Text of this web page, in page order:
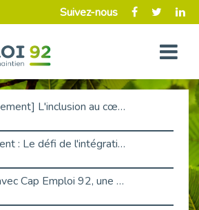
Suivez-nous
[Retour sur événement] L'inclusion au cœur de la Place de l'Emploi à La Défense !
Travailler autrement : Le défi de l'intégration des maladies chroniques en entreprise
Primark recrute avec Cap Emploi 92, une matinée couronnée de succès !